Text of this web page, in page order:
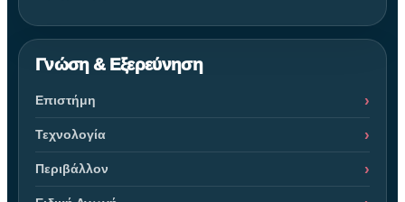
Γνώση & Εξερεύνηση
Επιστήμη
Τεχνολογία
Περιβάλλον